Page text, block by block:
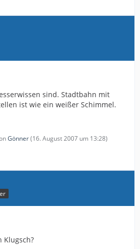
sind. Stadtbahn mit
ist wie ein weißer Schimmel.
Gönner(16. August 2007 um 13:28)
Klugsch?